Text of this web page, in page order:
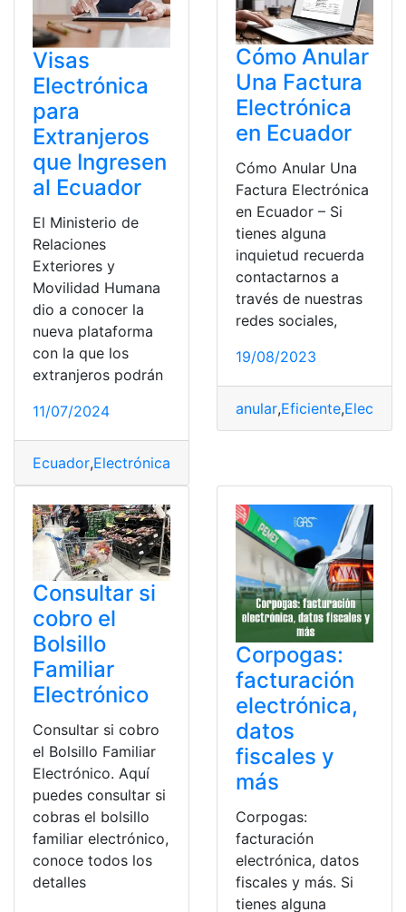
Visas
Electrónica
para
Extranjeros
que Ingresen
al Ecuador
El Ministerio de
Relaciones
Exteriores y
Movilidad Humana
dio a conocer la
nueva plataforma
con la que los
extranjeros podrán
11/07/2024
Ecuador,Electrónica
Cómo Anular
Una Factura
Electrónica
en Ecuador
Cómo Anular Una
Factura Electrónica
en Ecuador – Si
tienes alguna
inquietud recuerda
contactarnos a
través de nuestras
redes sociales,
19/08/2023
anular,Eficiente,
Consultar si
cobro el
Bolsillo
Familiar
Electrónico
Consultar si cobro
el Bolsillo Familiar
Electrónico. Aquí
puedes consultar si
cobras el bolsillo
familiar electrónico,
conoce todos los
detalles
Corpogas:
facturación
electrónica,
datos
fiscales y
más
Corpogas:
facturación
electrónica, datos
fiscales y más. Si
tienes alguna